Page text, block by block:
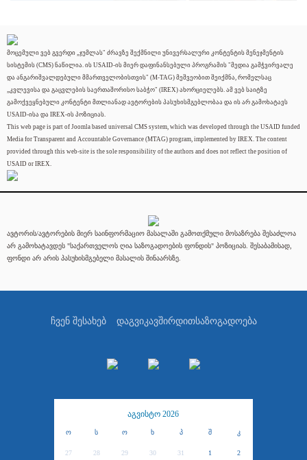
მოცემული ვებ გვერდი „ჯუმლას" ძრავზე შექმნილი უნივერსალური კონტენტის მენეჯმენტის
სისტემის (CMS) ნაწილია. ის USAID-ის მიერ დაფინანსებული პროგრამის "მედია გამჭვირვალე
და ანგარიშვალდებული მმართველობისთვის" (M-TAG) მეშვეობით შეიქმნა, რომელსაც
„კვლევისა და გაცვლების საერთაშორისო საბჭო" (IREX) ახორციელებს. ამ ვებ საიტზე
გამოქვეყნებული კონტენტი მთლიანად ავტორების პასუხისმგებლობაა და ის არ გამოხატავს
USAID-ისა და IREX-ის პოზიციას.
This web page is part of Joomla based universal CMS system, which was developed through the USAID funded
Media for Transparent and Accountable Governance (MTAG) program, implemented by IREX. The content
provided through this web-site is the sole responsibility of the authors and does not reflect the position of
USAID or IREX.
ავტორის/ავტორების მიერ საინფორმაციო მასალაში გამოთქმული მოსაზრება შესაძლოა
არ გამოხატავდეს "საქართველოს ღია საზოგადოების ფონდის" პოზიციას. შესაბამისად,
ფონდი არ არის პასუხისმგებელი მასალის შინაარსზე.
ჩვენ შესახებ დაგვიკავშირდითსაზოგადოება
აგვისტო 2026
ო ს ო ხ პ შ კ
27 28 29 30 31 1 2